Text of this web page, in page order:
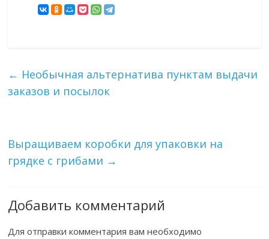
← Необычная альтернатива пунктам выдачи
заказов и посылок
Выращиваем коробки для упаковки на
грядке с грибами →
Добавить комментарий
Для отправки комментария вам необходимо